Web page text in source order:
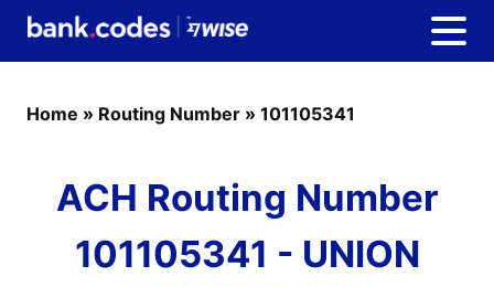
Home » Routing Number » 101105341
ACH Routing Number
101105341 - UNION